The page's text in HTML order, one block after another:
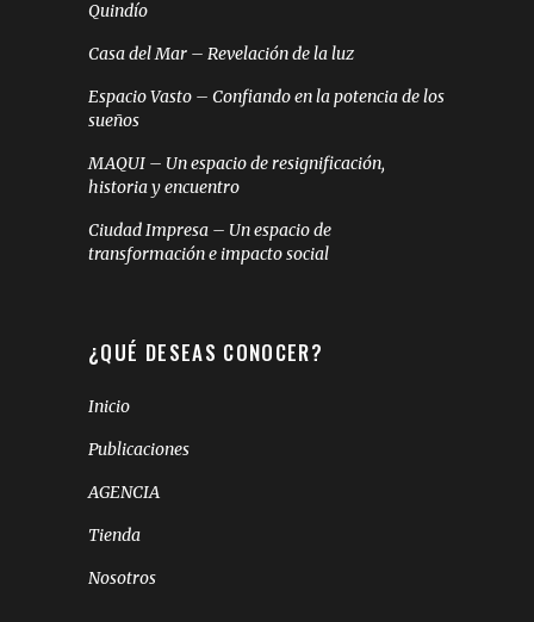
Quindío
Casa del Mar – Revelación de la luz
Espacio Vasto – Confiando en la potencia de los
sueños
MAQUI – Un espacio de resignificación,
historia y encuentro
Ciudad Impresa – Un espacio de
transformación e impacto social
¿QUÉ DESEAS CONOCER?
Inicio
Publicaciones
AGENCIA
Tienda
Nosotros